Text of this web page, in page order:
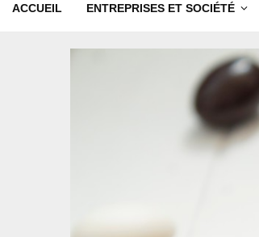
ACCUEIL ENTREPRISES ET SOCIÉTÉ